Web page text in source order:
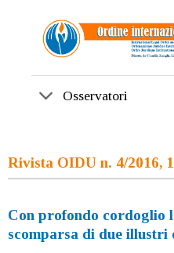
Osservatori
Rivista OIDU n. 4/2016,
Con profondo cordoglio
scomparsa di due